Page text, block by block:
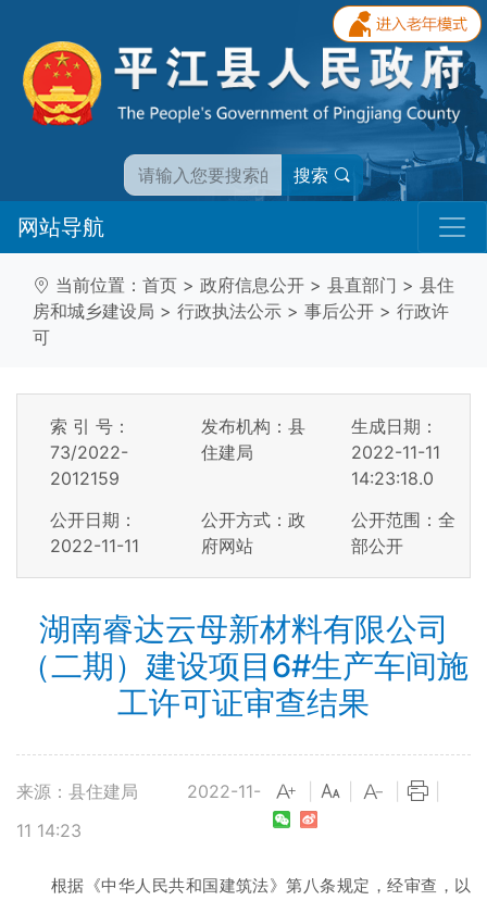
搜索
网站导航
当前位置： 首页 > 政府信息公开 > 县直部门 > 县住
房和城乡建设局 > 行政执法公示 > 事后公开 > 行政许
可
索 引 号：
73/2022-
2012159
发布机构：县
住建局
生成日期：
2022-11-11
14:23:18.0
公开日期：
2022-11-11
公开方式：政
府网站
公开范围：全
部公开
湖南睿达云母新材料有限公司
（二期）建设项目6#生产车间施
工许可证审查结果
来源：县住建局
2022-11-
11 14:23
根据《中华人民共和国建筑法》第八条规定，经审查，以